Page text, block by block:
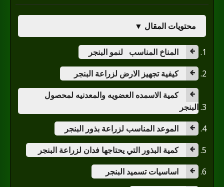
محتويات المقال ▼
المناخ المناسب لنمو البنجر
كيفية تجهيز الارض لزراعة البنجر
كمية الاسمده العضويه والمعدنيه لمحصول
البنجر
الموعد المناسب لزراعة بذور البنجر
كمية البذور التي يحتاجها فدان لزراعة البنجر
اساسيات تسميد البنجر